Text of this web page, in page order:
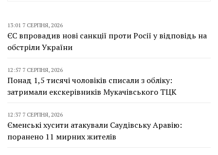
13:01 7 СЕРПНЯ, 2026
ЄС впровадив нові санкції проти Росії у відповідь на
обстріли України
12:57 7 СЕРПНЯ, 2026
Понад 1,5 тисячі чоловіків списали з обліку:
затримали екскерівників Мукачівського ТЦК
12:37 7 СЕРПНЯ, 2026
Єменські хусити атакували Саудівську Аравію:
поранено 11 мирних жителів